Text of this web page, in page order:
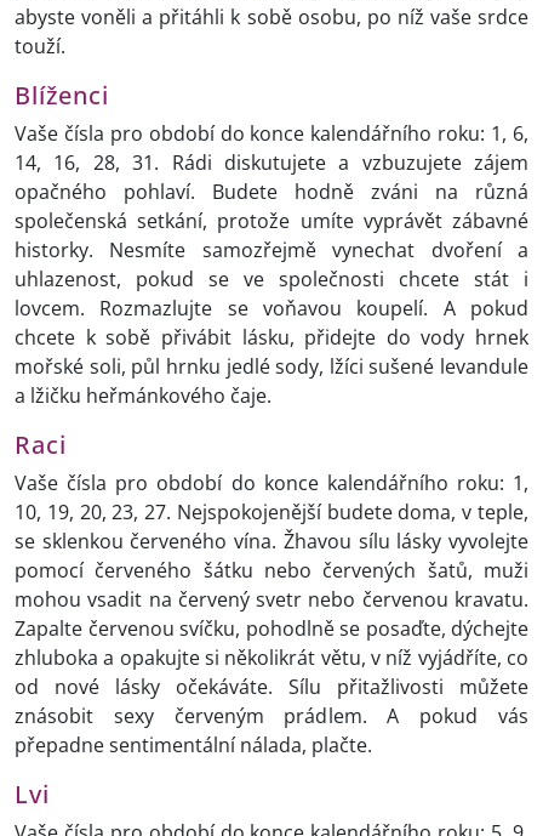
abyste voněli a přitáhli k sobě osobu, po níž vaše srdce
touží.
Blíženci
Vaše čísla pro období do konce kalendářního roku: 1, 6,
14, 16, 28, 31. Rádi diskutujete a vzbuzujete zájem
opačného pohlaví. Budete hodně zváni na různá
společenská setkání, protože umíte vyprávět zábavné
historky. Nesmíte samozřejmě vynechat dvoření a
uhlazenost, pokud se ve společnosti chcete stát i
lovcem. Rozmazlujte se voňavou koupelí. A pokud
chcete k sobě přivábit lásku, přidejte do vody hrnek
mořské soli, půl hrnku jedlé sody, lžíci sušené levandule
a lžičku heřmánkového čaje.
Raci
Vaše čísla pro období do konce kalendářního roku: 1,
10, 19, 20, 23, 27. Nejspokojenější budete doma, v teple,
se sklenkou červeného vína. Žhavou sílu lásky vyvolejte
pomocí červeného šátku nebo červených šatů, muži
mohou vsadit na červený svetr nebo červenou kravatu.
Zapalte červenou svíčku, pohodlně se posaďte, dýchejte
zhluboka a opakujte si několikrát větu, v níž vyjádříte, co
od nové lásky očekáváte. Sílu přitažlivosti můžete
znásobit sexy červeným prádlem. A pokud vás
přepadne sentimentální nálada, plačte.
Lvi